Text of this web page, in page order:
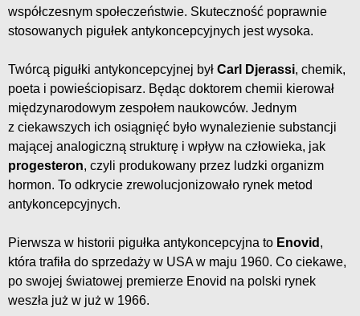
współczesnym społeczeństwie. Skuteczność poprawnie
stosowanych pigułek antykoncepcyjnych jest wysoka.
Twórcą pigułki antykoncepcyjnej był Carl Djerassi, chemik,
poeta i powieściopisarz. Będąc doktorem chemii kierował
międzynarodowym zespołem naukowców. Jednym
z ciekawszych ich osiągnięć było wynalezienie substancji
mającej analogiczną strukturę i wpływ na człowieka, jak
progesteron, czyli produkowany przez ludzki organizm
hormon. To odkrycie zrewolucjonizowało rynek metod
antykoncepcyjnych.
Pierwsza w historii pigułka antykoncepcyjna to Enovid ,
która trafiła do sprzedaży w USA w maju 1960. Co ciekawe,
po swojej światowej premierze Enovid na polski rynek
weszła już w już w 1966.